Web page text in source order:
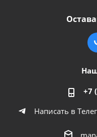
+7
Написать в